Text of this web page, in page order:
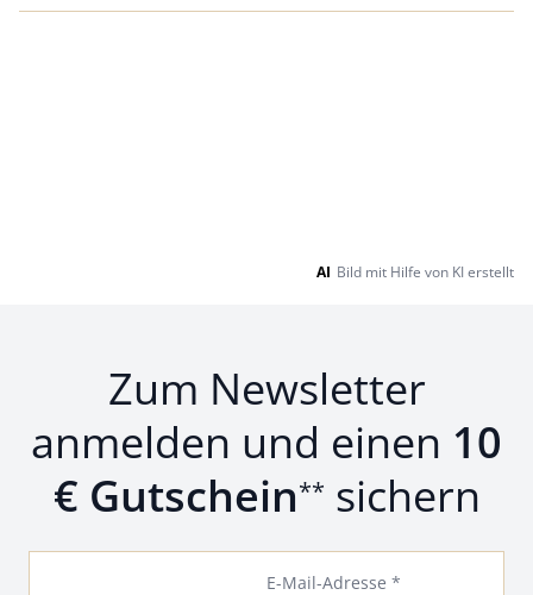
AI Bild mit Hilfe von KI erstellt
Zum Newsletter
anmelden und einen 10
€ Gutschein** sichern
E-Mail-Adresse *